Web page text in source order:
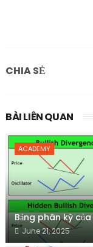
CHIA SẺ
BÀI LIÊN QUAN
ACADEMY
Bảng phân kỳ
June 21, 2025